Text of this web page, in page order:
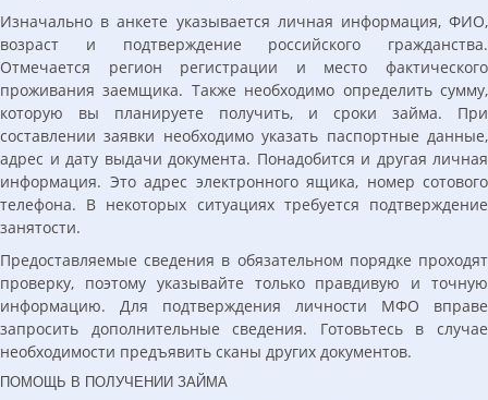
Изначально в анкете указывается личная информация, ФИО,
возраст и подтверждение российского гражданства.
Отмечается регион регистрации и место фактического
проживания заемщика. Также необходимо определить сумму,
которую вы планируете получить, и сроки займа. При
составлении заявки необходимо указать паспортные данные,
адрес и дату выдачи документа. Понадобится и другая личная
информация. Это адрес электронного ящика, номер сотового
телефона. В некоторых ситуациях требуется подтверждение
занятости.
Предоставляемые сведения в обязательном порядке проходят
проверку, поэтому указывайте только правдивую и точную
информацию. Для подтверждения личности МФО вправе
запросить дополнительные сведения. Готовьтесь в случае
необходимости предъявить сканы других документов.
ПОМОЩЬ В ПОЛУЧЕНИИ ЗАЙМА